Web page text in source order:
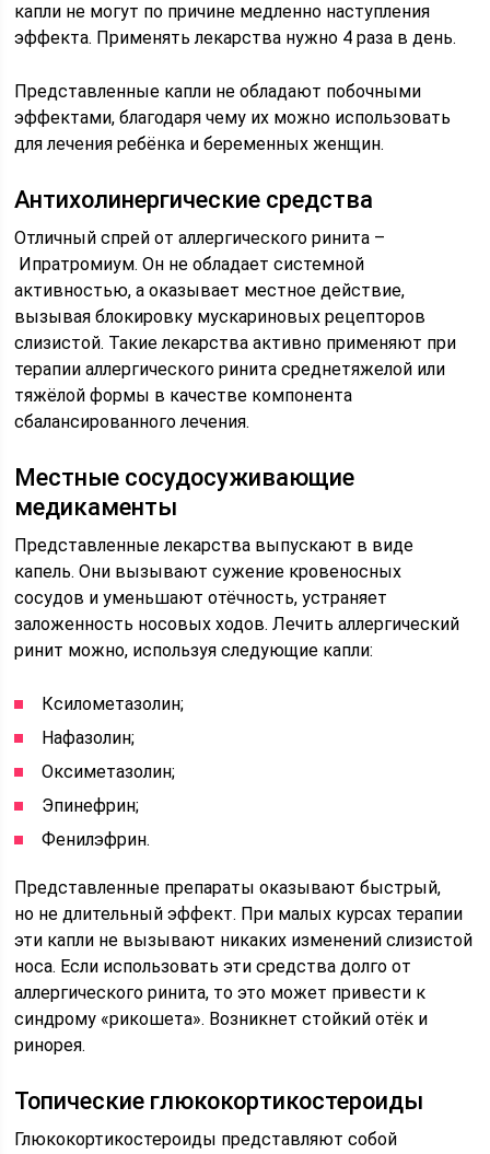
капли не могут по причине медленно наступления
эффекта. Применять лекарства нужно 4 раза в день.
Представленные капли не обладают побочными
эффектами, благодаря чему их можно использовать
для лечения ребёнка и беременных женщин.
Антихолинергические средства
Отличный спрей от аллергического ринита –
Ипратромиум. Он не обладает системной
активностью, а оказывает местное действие,
вызывая блокировку мускариновых рецепторов
слизистой. Такие лекарства активно применяют при
терапии аллергического ринита среднетяжелой или
тяжёлой формы в качестве компонента
сбалансированного лечения.
Местные сосудосуживающие
медикаменты
Представленные лекарства выпускают в виде
капель. Они вызывают сужение кровеносных
сосудов и уменьшают отёчность, устраняет
заложенность носовых ходов. Лечить аллергический
ринит можно, используя следующие капли:
Ксилометазолин;
Нафазолин;
Оксиметазолин;
Эпинефрин;
Фенилэфрин.
Представленные препараты оказывают быстрый,
но не длительный эффект. При малых курсах терапии
эти капли не вызывают никаких изменений слизистой
носа. Если использовать эти средства долго от
аллергического ринита, то это может привести к
синдрому «рикошета». Возникнет стойкий отёк и
ринорея.
Топические глюкокортикостероиды
Глюкокортикостероиды представляют собой